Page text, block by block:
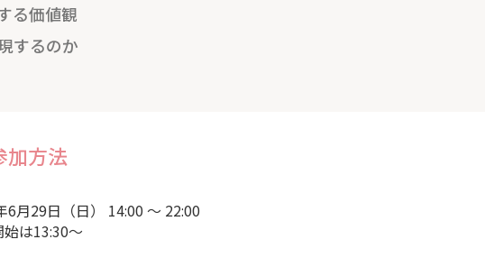
る価値観
するのか
加方法
6月29日（日） 14:00 ～ 22:00
は13:30～